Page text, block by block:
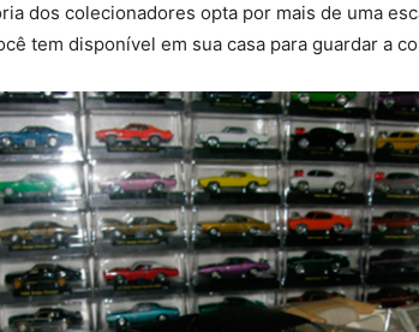
dos colecionadores opta por mais de uma
tem disponível em sua casa para guardar a